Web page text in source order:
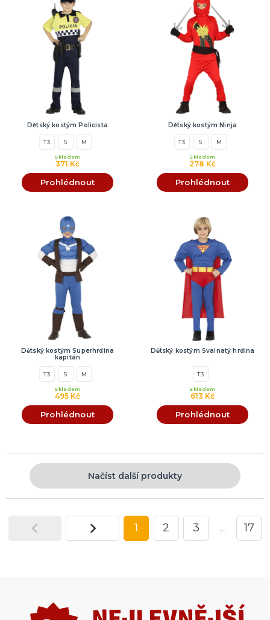
Dětský kostým Policista
T3 S M
371 Kč
Skladem
Prohlédnout
Dětský kostým Ninja
T3 S M
278 Kč
Skladem
Prohlédnout
Dětský kostým Superhrdina
kapitán
T3 S M
495 Kč
Skladem
Prohlédnout
Dětský kostým Svalnatý hrdina
T3
613 Kč
Skladem
Prohlédnout
Načíst další produkty
1 2 3 … 17